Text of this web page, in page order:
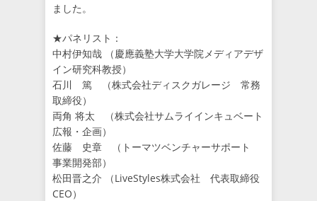
ました。
★パネリスト：
中村伊知哉 （慶應義塾大学大学院メディアデザ
イン研究科教授）
石川 篤 （株式会社ディスクガレージ 常務
取締役）
両角 将太 （株式会社サムライインキュベート
広報・企画）
佐藤 史章 （トーマツベンチャーサポート
事業開発部）
松田晋之介 （LiveStyles株式会社 代表取締役
CEO）